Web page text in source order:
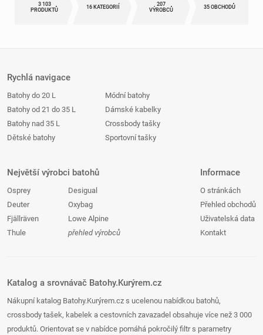
3 103
PRODUKTŮ
16 KATEGORIÍ
207
VÝROBCŮ
35 OBCHODŮ
Rychlá navigace
Batohy do 20 L
Batohy od 21 do 35 L
Batohy nad 35 L
Dětské batohy
Módní batohy
Dámské kabelky
Crossbody tašky
Sportovní tašky
Největší výrobci batohů
Osprey
Deuter
Fjällräven
Thule
Desigual
Oxybag
Lowe Alpine
přehled výrobců
Informace
O stránkách
Přehled obchodů
Uživatelská data
Kontakt
Katalog a srovnávač Batohy.Kurýrem.cz
Nákupní katalog Batohy.Kurýrem.cz s ucelenou nabídkou batohů,
crossbody tašek, kabelek a cestovních zavazadel obsahuje více než 3 000
produktů. Orientovat se v nabídce pomáhá pokročilý filtr s parametry